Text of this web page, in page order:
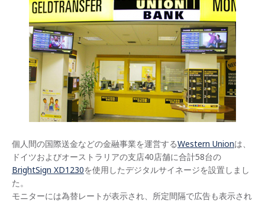
個人間の国際送金などの金融事業を運営するWestern Unionは、
ドイツおよびオーストラリアの支店40店舗に合計58台の
BrightSign XD1230を使用したデジタルサイネージを設置しまし
た。
モニターには為替レートが表示され、所定間隔で広告も表示され